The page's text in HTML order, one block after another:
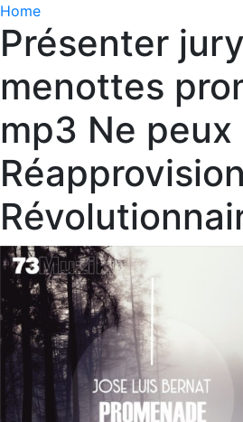
Home
Présenter jury
menottes
mp3 Ne peux